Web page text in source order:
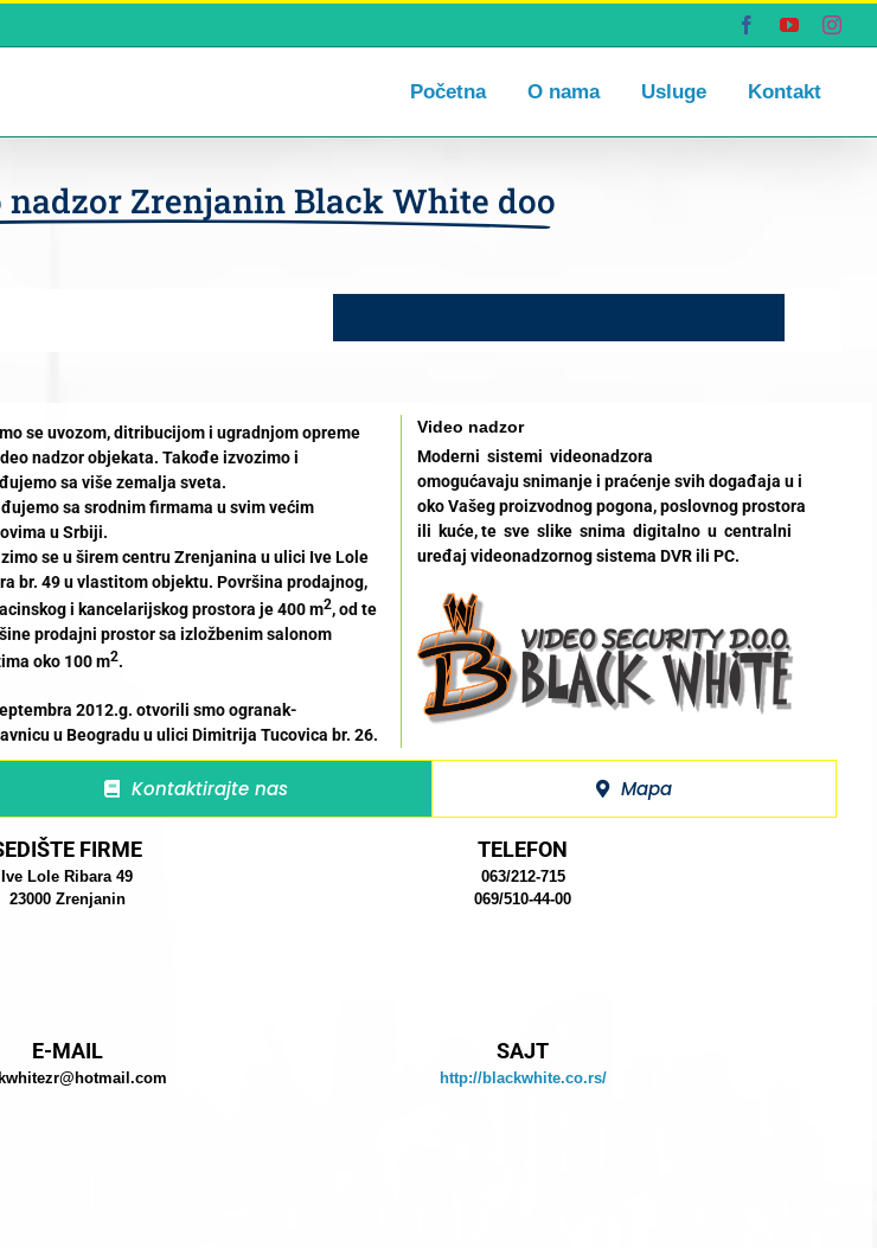
FacebookYouTube
Početna O nama Usluge Kontakt
Zrenjanin Black White doo
se uvozom, ditribucijom i ugradnjom opreme
nadzor objekata. Takođe izvozimo i
sa više zemalja sveta.
sa srodnim firmama u svim većim
u Srbiji.
se u širem centru Zrenjanina u ulici Ive Lole
br. 49 u vlastitom objektu. Površina prodajnog,
i kancelarijskog prostora je 400 m2, od te
prodajni prostor sa izložbenim salonom
oko 100 m2.
2012.g. otvorili smo ogranak-
u Beogradu u ulici Dimitrija Tucovica br. 26.
Video nadzor
Moderni sistemi videonadzora
omogućavaju snimanje i praćenje svih događaja u i
oko Vašeg proizvodnog pogona, poslovnog prostora
ili kuće, te sve slike snima digitalno u centralni
uređaj videonadzornog sistema DVR ili PC.
Kontaktirajte nas Mapa
FIRME
Ive Lole Ribara 49
23000 Zrenjanin
TELEFON
063/212-715
069/510-44-00
E-MAIL SAJT
http://blackwhite.co.rs/